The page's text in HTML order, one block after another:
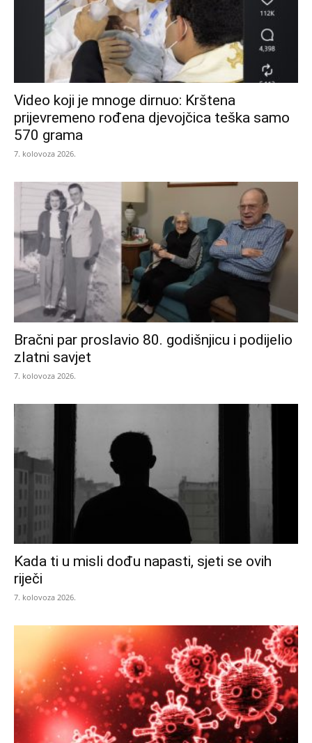
Video koji je mnoge dirnuo: Krštena
prijevremeno rođena djevojčica teška samo
570 grama
7. kolovoza 2026.
Bračni par proslavio 80. godišnjicu i podijelio
zlatni savjet
7. kolovoza 2026.
Kada ti u misli dođu napasti, sjeti se ovih
riječi
7. kolovoza 2026.